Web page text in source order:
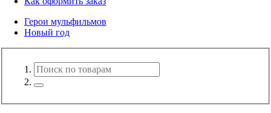
Герои мульфильмов
Новый год